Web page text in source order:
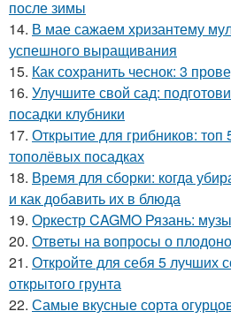
после зимы
14. В мае сажаем хризантему
успешного выращивания
15. Как сохранить чеснок: 3
16. Улучшите свой сад:
посадки клубники
17. Открытие для грибников:
тополёвых посадках
18. Время для сборки: когда
и как добавить их в блюда
19. Оркестр CAGMO Рязань:
20. Ответы на вопросы о
21. Откройте для себя 5 лучших
открытого грунта
22. Самые вкусные сорта